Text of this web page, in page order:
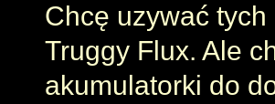
Chcę uzywać
Truggy Flux. Ale
akumulatorki do